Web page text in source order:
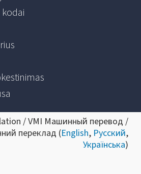
/ VMI Машинный перевод /
переклад (English, Русский,
Українська)